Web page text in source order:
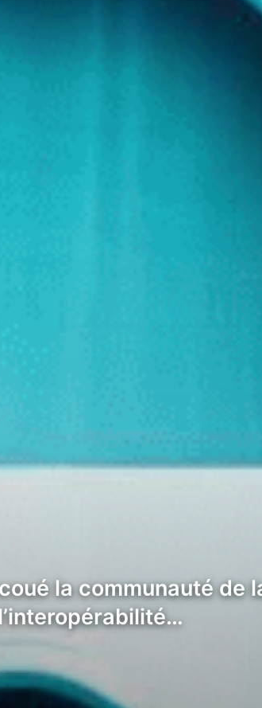
la communauté de